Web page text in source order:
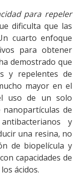
para repeler
dificulta que las
cuarto enfoque
para obtener
demostrado que
y repelentes de
mayor en el
uso de un solo
nanopartículas de
y
una resina, no
de biopelícula y
capacidades de
ácidos.